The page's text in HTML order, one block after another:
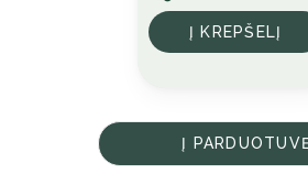
Į KREPŠELĮ
options
may
be
product
Į